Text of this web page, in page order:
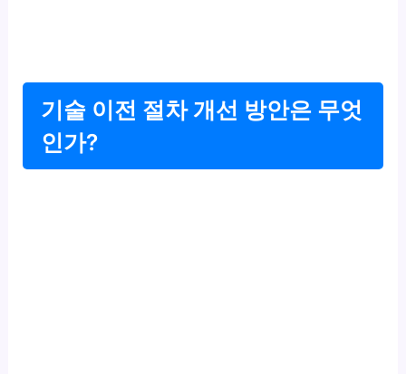
기술 이전 절차 개선 방안은 무엇
인가?